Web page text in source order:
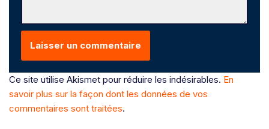
Ce site utilise Akismet pour réduire les indésirables. En
savoir plus sur la façon dont les données de vos
commentaires sont traitées.